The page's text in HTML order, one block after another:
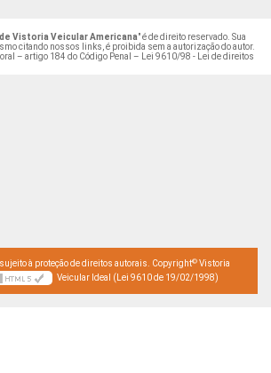
de Vistoria Veicular Americana" é de direito reservado. Sua
citando nossos links, é proibida sem a autorização do autor.
– artigo 184 do Código Penal –
Lei 9610/98 - Lei de direitos
à proteção de direitos autorais. Copyright© Vistoria
Veicular Ideal (Lei 9610 de 19/02/1998)